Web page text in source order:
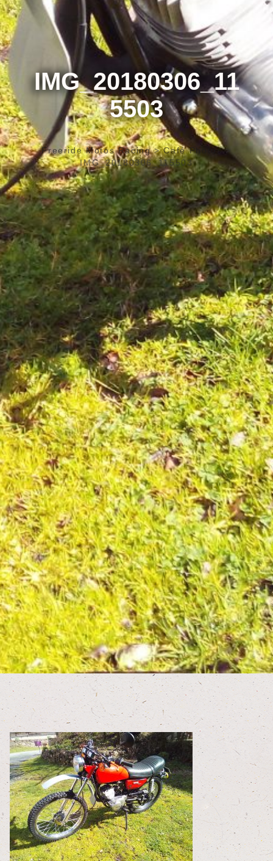
IMG_20180306_11
5503
Freeride Motos Racing>Café Photos>
IMG_20180306_115503